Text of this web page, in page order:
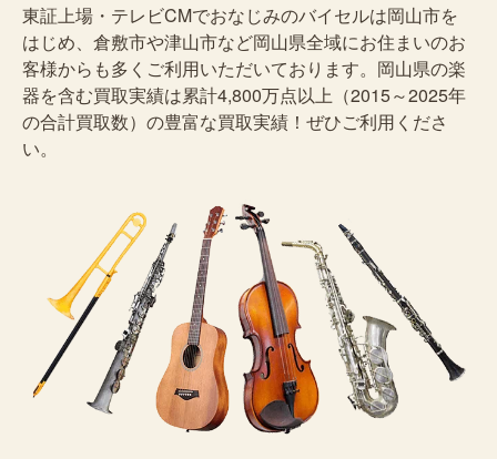
東証上場・テレビCMでおなじみのバイセルは岡山市を
はじめ、倉敷市や津山市など岡山県全域にお住まいのお
客様からも多くご利用いただいております。岡山県の楽
器を含む買取実績は累計4,800万点以上（2015～2025年
の合計買取数）の豊富な買取実績！ぜひご利用くださ
い。